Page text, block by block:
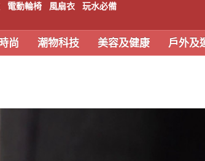
電動輪椅 風扇衣 玩水必備
尚 潮物科技 美容及健康 戶外及